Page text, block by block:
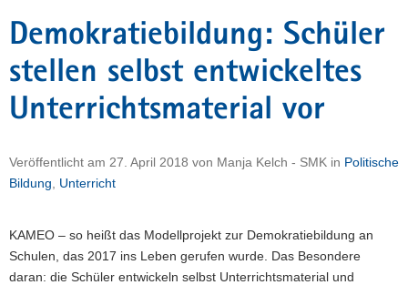
b
e
r
g
f
e
d
e
N
n
h
a
l
c
e
Demokratiebildung: Schüler
stellen selbst entwickeltes
Unterrichtsmaterial vor
Veröffentlicht am 27. April 2018 von Manja Kelch - SMK in Politische
Bildung
Unterricht
KAMEO – so heißt das Modellprojekt zur Demokratiebildung an
Schulen, das 2017 ins Leben gerufen wurde. Das Besondere
daran: die Schüler entwickeln selbst Unterrichtsmaterial und